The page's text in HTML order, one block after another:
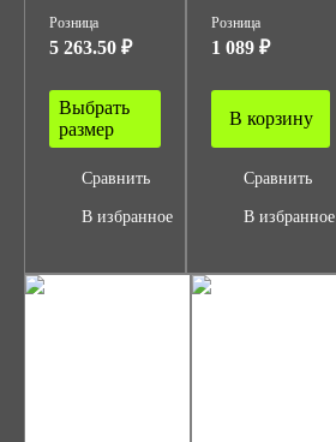
Розница
5 263.50 ₽
Выбрать
размер
Сравнить
В избранное
Розница
1 089 ₽
В корзину
Сравнить
В избранное